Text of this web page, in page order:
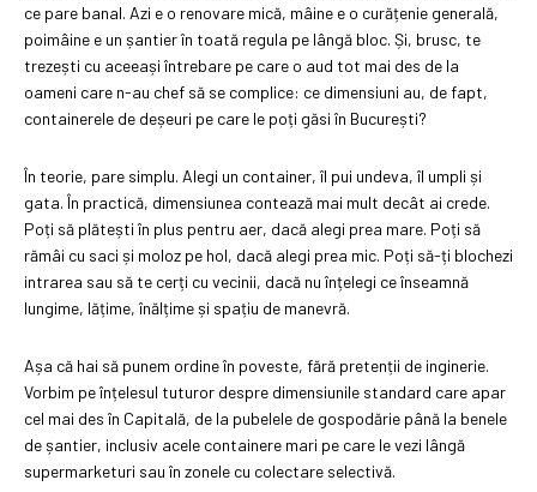
ce pare banal. Azi e o renovare mică, mâine e o curățenie generală,
poimâine e un șantier în toată regula pe lângă bloc. Și, brusc, te
trezești cu aceeași întrebare pe care o aud tot mai des de la
oameni care n-au chef să se complice: ce dimensiuni au, de fapt,
containerele de deșeuri pe care le poți găsi în București?
În teorie, pare simplu. Alegi un container, îl pui undeva, îl umpli și
gata. În practică, dimensiunea contează mai mult decât ai crede.
Poți să plătești în plus pentru aer, dacă alegi prea mare. Poți să
rămâi cu saci și moloz pe hol, dacă alegi prea mic. Poți să-ți blochezi
intrarea sau să te cerți cu vecinii, dacă nu înțelegi ce înseamnă
lungime, lățime, înălțime și spațiu de manevră.
Așa că hai să punem ordine în poveste, fără pretenții de inginerie.
Vorbim pe înțelesul tuturor despre dimensiunile standard care apar
cel mai des în Capitală, de la pubelele de gospodărie până la benele
de șantier, inclusiv acele containere mari pe care le vezi lângă
supermarketuri sau în zonele cu colectare selectivă.